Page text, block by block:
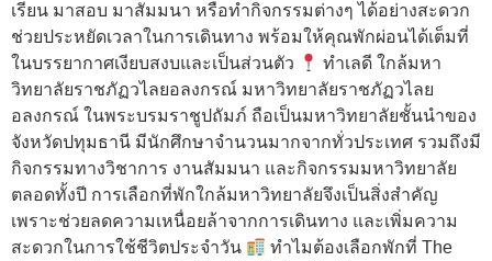
เรียน มาสอบ มาสัมมนา หรือทำกิจกรรมต่างๆ ได้อย่างสะดวก
ช่วยประหยัดเวลาในการเดินทาง พร้อมให้คุณพักผ่อนได้เต็มที่
ในบรรยากาศเงียบสงบและเป็นส่วนตัว
ทำเลดี ใกล้มหา
วิทยาลัยราชภัฏวไลยอลงกรณ์ มหาวิทยาลัยราชภัฏวไลย
อลงกรณ์ ในพระบรมราชูปถัมภ์ ถือเป็นมหาวิทยาลัยชั้นนำของ
จังหวัดปทุมธานี มีนักศึกษาจำนวนมากจากทั่วประเทศ รวมถึงมี
กิจกรรมทางวิชาการ งานสัมมนา และกิจกรรมมหาวิทยาลัย
ตลอดทั้งปี การเลือกที่พักใกล้มหาวิทยาลัยจึงเป็นสิ่งสำคัญ
เพราะช่วยลดความเหนื่อยล้าจากการเดินทาง และเพิ่มความ
สะดวกในการใช้ชีวิตประจำวัน
ทำไมต้องเลือกพักที่ The